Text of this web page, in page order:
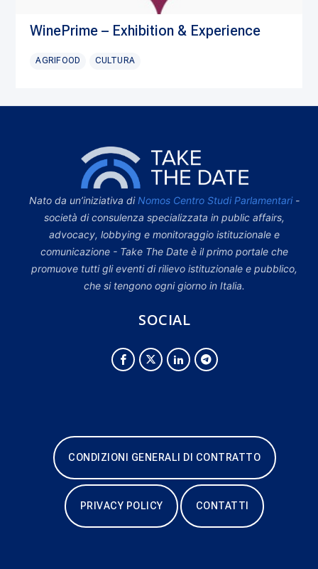
WinePrime – Exhibition & Experience
AGRIFOOD CULTURA
Nato da un’iniziativa di Nomos Centro Studi Parlamentari-
società di consulenza specializzata in public affairs,
advocacy, lobbying e monitoraggio istituzionale e
comunicazione - Take The Date è il primo portale che
promuove tutti gli eventi di rilievo istituzionale e pubblico,
che si tengono ogni giorno in Italia.
SOCIAL
CONDIZIONI GENERALI DI CONTRATTO
PRIVACY POLICY CONTATTI